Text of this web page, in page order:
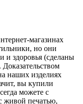
магазинах
но они
и здоровья (сделаны
наших изделиях
вы купили
можете с
живой печатью,